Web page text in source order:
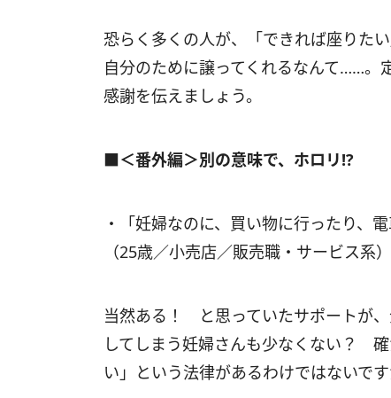
恐らく多くの人が、「できれば座りた
自分のために譲ってくれるなんて……。
感謝を伝えましょう。
■＜番外編＞別の意味で、ホロリ!?
・「妊婦なのに、買い物に行ったり、
（25歳／小売店／販売職・サービス系）
当然ある！ と思っていたサポートが
してしまう妊婦さんも少なくない？
い」という法律があるわけではないで